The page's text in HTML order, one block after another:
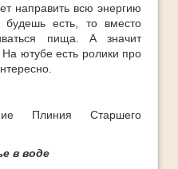
направить всю энергию
есть, то вместо
пища. А значит
ютубе есть ролики про
Плиния Старшего
в воде